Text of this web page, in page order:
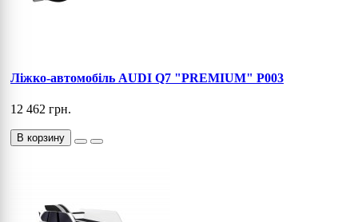
Ліжко-автомобіль AUDI Q7 "PREMIUM" P003
12 462 грн.
В корзину